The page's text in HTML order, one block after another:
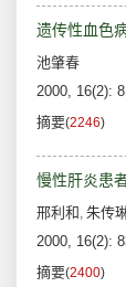
遗传性血色
池肇春
2000, 16(2):
摘要(2246)
慢性肝炎患
邢利和 , 朱传
2000, 16(2):
摘要(2400)